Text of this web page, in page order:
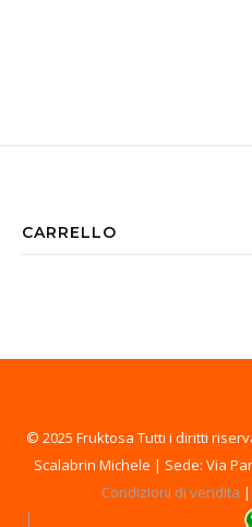
CARRELLO
© 2025 Fruktosa Tutti i diritti
Scalabrin Michele | Sede: Via
Condizioni di vendita |